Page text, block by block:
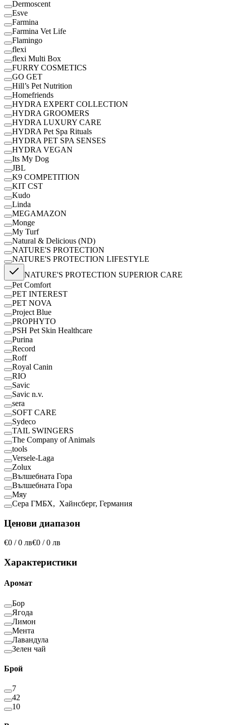
Dermoscent
Esve
Farmina
Farmina Vet Life
Flamingo
flexi
flexi Multi Box
FURRY COSMETICS
GO GET
Hill’s Pet Nutrition
Homefriends
HYDRA EXPERT COLLECTION
HYDRA GROOMERS
HYDRA LUXURY CARE
HYDRA Pet Spa Rituals
HYDRA PET SPA SENSES
HYDRA VEGAN
Its My Dog
JBL
K9 COMPETITION
KIT CST
Kudo
Linda
MEGAMAZON
Monge
My Turf
Natural & Delicious (ND)
NATURE'S PROTECTION
NATURE'S PROTECTION LIFESTYLE
NATURE'S PROTECTION SUPERIOR CARE
Pet Comfort
PET INTEREST
PET NOVA
Project Blue
PROPHYTO
PSH Pet Skin Healthcare
Purina
Record
Roff
Royal Canin
RІО
Savic
Savic n.v.
sera
SOFT CARE
Sydeco
TAIL SWINGERS
The Company of Animals
tools
Versele-Laga
Zolux
Вълшебната Гора
Вълшебната Гора
Мяу
Сера ГМБХ, Хайнсберг, Германия
Ценови диапазон
€0 / 0 лв€0 / 0 лв
Характеристики
Аромат
Бор
Ягода
Лимон
Мента
Лавандула
Зелен чай
Брой
7
42
10